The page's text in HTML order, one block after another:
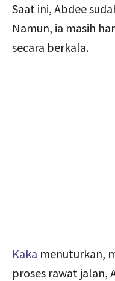
Saat ini, Abdee
Namun, ia masih
secara berkala.
Kaka menuturkan,
proses rawat jalan,